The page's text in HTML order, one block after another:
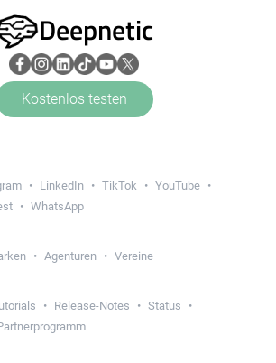
Deepnetic
Kostenlos testen
LinkedIn TikTok
YouTube
WhatsApp
Agenturen Vereine
Release-Notes
Status